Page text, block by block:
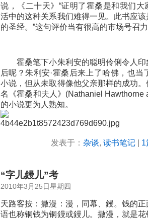
说，《二十天》“证明了霍桑是和我们
活中的这种关系我们难得一见。此书应
的圣经。”这句评价当有很高的市场号召
霍桑笔下小朱利安的聪明伶俐令人印
后呢？朱利安·霍桑后来上了哈佛，也当
小说，但从未取得像他父亲那样的成功
名《霍桑和夫人》(Nathaniel Hawthorne
的小说更为人熟知。
发表于： 杂谈, 读书笔记 1
“字儿鏝儿”考
2010年3月25日星期四
天路客按：撒漫：漫，同幕、鏝。钱的
语也称铜钱为铜鏝或鏝儿。撒漫，就是